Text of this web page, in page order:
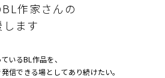
作家さんの
ます
いるBL作品を、
信できる場としてあり続けたい。